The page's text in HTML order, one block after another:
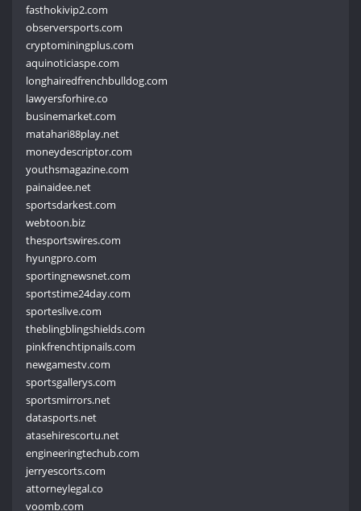
fasthokivip2.com
observersports.com
cryptominingplus.com
aquinoticiaspe.com
longhairedfrenchbulldog.com
lawyersforhire.co
businemarket.com
matahari88play.net
moneydescriptor.com
youthsmagazine.com
painaidee.net
sportsdarkest.com
webtoon.biz
thesportswires.com
hyungpro.com
sportingnewsnet.com
sportstime24day.com
sporteslive.com
theblingblingshields.com
pinkfrenchtipnails.com
newgamestv.com
sportsgallerys.com
sportsmirrors.net
datasports.net
atasehirescortu.net
engineeringtechub.com
jerryescorts.com
attorneylegal.co
voomb.com